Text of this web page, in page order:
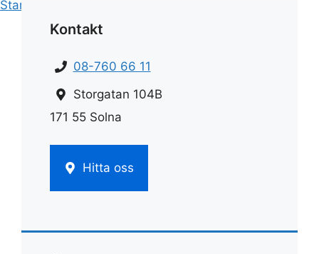
Start
Kontakt
08-760 66 11
Storgatan 104B
171 55 Solna
Hitta oss